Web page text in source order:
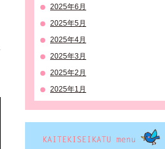
2025年6月
2025年5月
2025年4月
2025年3月
2025年2月
2025年1月